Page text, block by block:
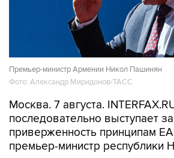
Премьер-министр Армении Никол Пашинян
Фото: Александр Миридонов/ТАСС
Москва. 7 августа.
последовательно выступает за
приверженность принципам
премьер-министр республики